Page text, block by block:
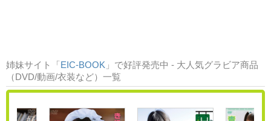
姉妹サイト「EIC-BOOK 」で好評発売中 - 大人気グラビア商品
（DVD/動画/衣装など）一覧